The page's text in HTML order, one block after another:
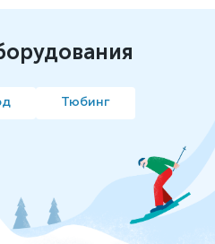
Тюбинг